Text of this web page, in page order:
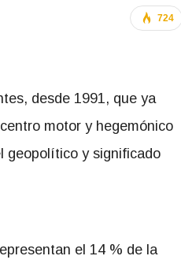
724
desde 1991, que ya
motor y hegemónico
geopolítico y significado
el 14 % de la